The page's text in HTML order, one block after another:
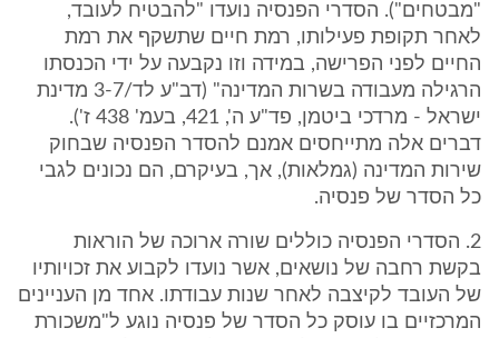
"מבטחים"). הסדרי הפנסיה נועדו "להבטיח לעובד,
לאחר תקופת פעילותו, רמת חיים שתשקף את רמת
החיים לפני הפרישה, במידה וזו נקבעה על ידי הכנסתו
הרגילה מעבודה בשרות המדינה" (דב"ע לד/3-7 מדינת
ישראל - מרדכי ביטמן, פד"ע ה', 421, בעמ' 438 ז').
דברים אלה מתייחסים אמנם להסדר הפנסיה שבחוק
שירות המדינה (גמלאות), אך, בעיקרם, הם נכונים לגבי
כל הסדר של פנסיה.
2. הסדרי הפנסיה כוללים שורה ארוכה של הוראות
בקשת רחבה של נושאים, אשר נועדו לקבוע את זכויותיו
של העובד לקיצבה לאחר שנות עבודתו. אחד מן העניינים
המרכזיים בו עוסק כל הסדר של פנסיה נוגע ל"משכורת